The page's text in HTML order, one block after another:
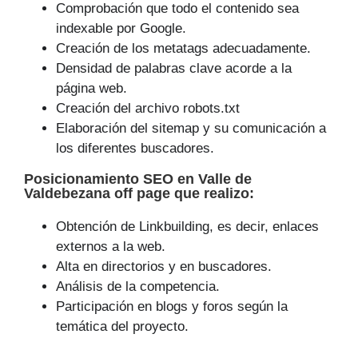
Comprobación que todo el contenido sea
indexable por Google.
Creación de los metatags adecuadamente.
Densidad de palabras clave acorde a la
página web.
Creación del archivo robots.txt
Elaboración del sitemap y su comunicación a
los diferentes buscadores.
Posicionamiento SEO en Valle de
Valdebezana off page que realizo:
Obtención de Linkbuilding, es decir, enlaces
externos a la web.
Alta en directorios y en buscadores.
Análisis de la competencia.
Participación en blogs y foros según la
temática del proyecto.